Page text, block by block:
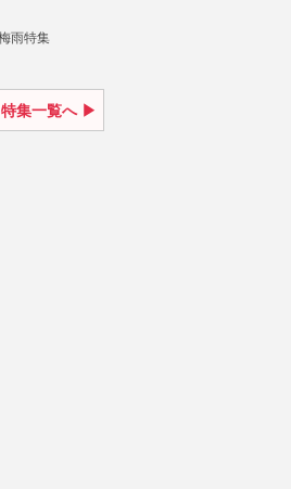
特集一覧へ